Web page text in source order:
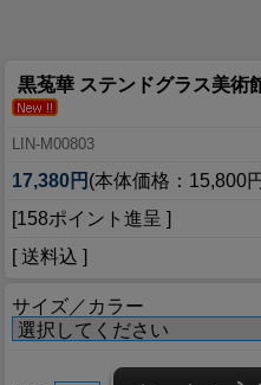
黒菟華 ステンドグラス美術
LIN-M00803
17,380円 (本体価格：15,800
[158ポイント進呈 ]
[ 送料込 ]
サイズ／カラー